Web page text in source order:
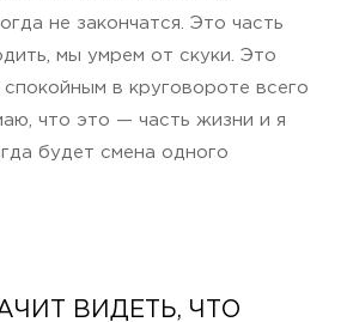
не закончатся. Это часть
мы умрем от скуки. Это
в круговороте всего
что это — часть жизни и я
будет смена одного
ВИДЕТЬ, ЧТО